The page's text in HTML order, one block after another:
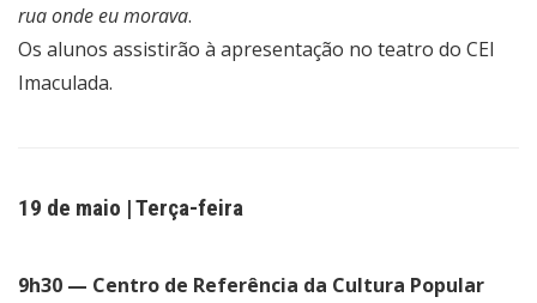
rua onde eu morava.
Os alunos assistirão à apresentação no teatro do CEI
Imaculada.
19 de maio | Terça-feira
9h30 — Centro de Referência da Cultura Popular